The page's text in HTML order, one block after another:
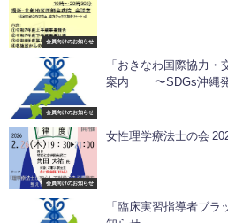
会員向けのお知らせ
会員向けのお知らせ
「おきなわ国際協力
案内 〜SDGs沖縄発
会員向けのお知らせ
女性理学療法士の会
「臨床実習指導者ブ